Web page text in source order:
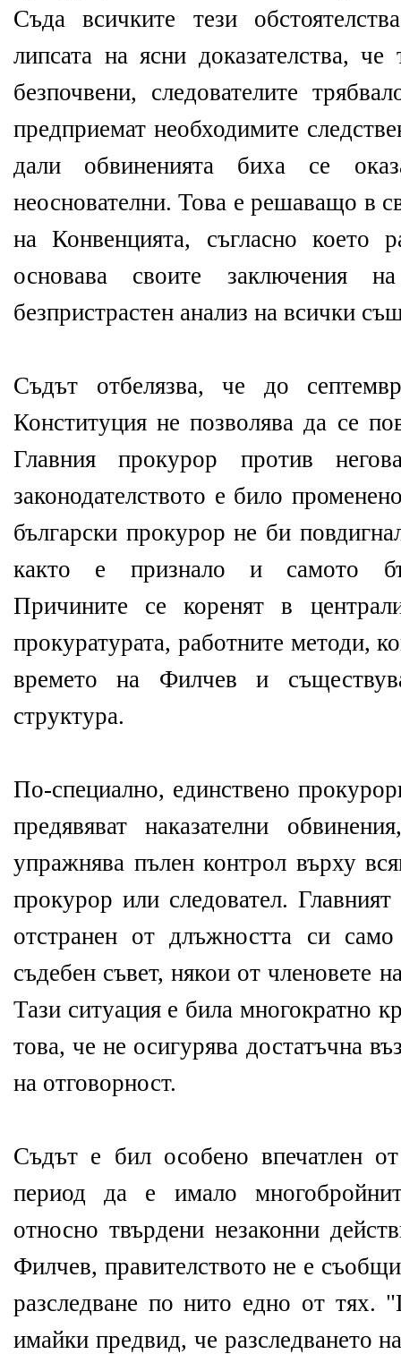
Съда всичките тези
липсата на ясни доказателства,
безпочвени, следователите
предприемат необходимите
дали обвиненията биха се
неоснователни. Това е решаващо в
на Конвенцията, съгласно което
основава своите заключения
безпристрастен анализ на всички
Съдът отбелязва, че до
Конституция не позволява да се
Главния прокурор против
законодателството е било
български прокурор не би
както е признало и самото
Причините се коренят в
прокуратурата, работните методи,
времето на Филчев и
структура.
По-специално, единствено
предявяват наказателни
упражнява пълен контрол върху
прокурор или следовател.
отстранен от длъжността си
съдебен съвет, някои от членовете
Тази ситуация е била многократно
това, че не осигурява достатъчна
на отговорност.
Съдът е бил особено впечатлен
период да е имало
относно твърдени незаконни
Филчев, правителството не е
разследване по нито едно от тях.
имайки предвид, че разследването